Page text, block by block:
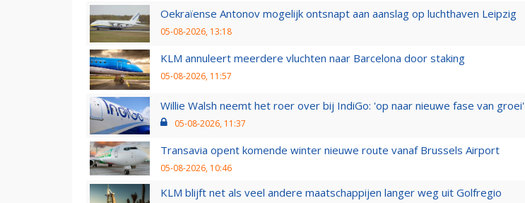
Oekraïense Antonov mogelijk ontsnapt aan aanslag op luchthaven Leipzig
05-08-2026, 13:18
KLM annuleert meerdere vluchten naar Barcelona door staking
05-08-2026, 11:57
Willie Walsh neemt het roer over bij IndiGo: 'op naar nieuwe fase van groei'
05-08-2026, 11:37
Transavia opent komende winter nieuwe route vanaf Brussels Airport
05-08-2026, 10:46
KLM blijft net als veel andere maatschappijen langer weg uit Golfregio